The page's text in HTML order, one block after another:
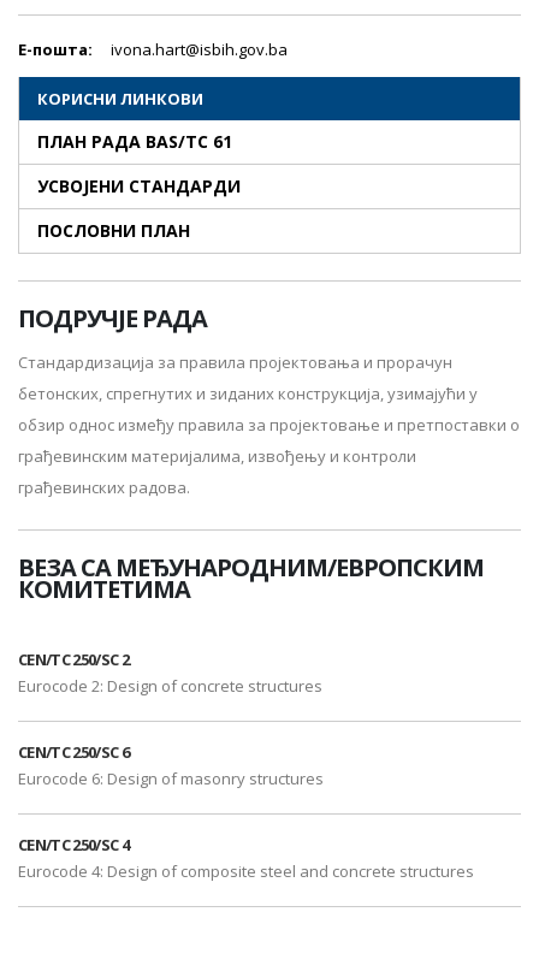
E-пошта: ivona.hart@isbih.gov.ba
КОРИСНИ ЛИНКОВИ
ПЛАН РАДА BAS/TC 61
УСВОЈЕНИ СТАНДАРДИ
ПОСЛОВНИ ПЛАН
ПОДРУЧЈЕ РАДА
Стандардизација за правила пројектовања и прорачун
бетонских, спрегнутих и зиданих конструкција, узимајући у
обзир однос између правила за пројектовање и претпоставки о
грађевинским материјалима, извођењу и контроли
грађевинских радова.
ВЕЗА СА МЕЂУНАРОДНИМ/ЕВРОПСКИМ
КОМИТЕТИМА
CEN/TC 250/SC 2
Eurocode 2: Design of concrete structures
CEN/TC 250/SC 6
Eurocode 6: Design of masonry structures
CEN/TC 250/SC 4
Eurocode 4: Design of composite steel and concrete structures